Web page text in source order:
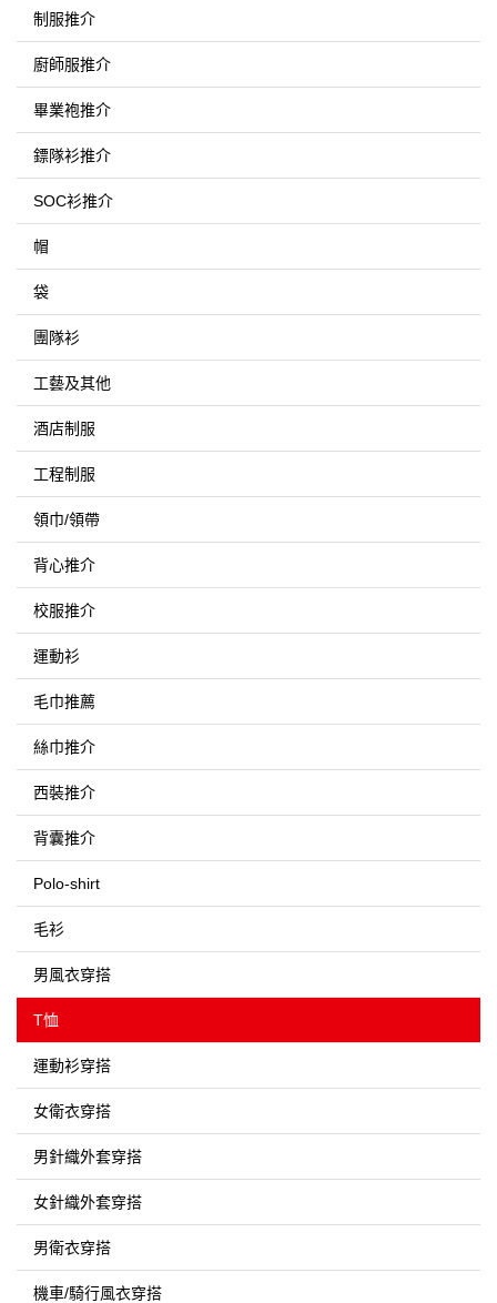
制服推介
廚師服推介
畢業袍推介
鏢隊衫推介
SOC衫推介
帽
袋
團隊衫
工藝及其他
酒店制服
工程制服
領巾/領帶
背心推介
校服推介
運動衫
毛巾推薦
絲巾推介
西裝推介
背囊推介
Polo-shirt
毛衫
男風衣穿搭
T恤
運動衫穿搭
女衛衣穿搭
男針織外套穿搭
女針織外套穿搭
男衛衣穿搭
機車/騎行風衣穿搭